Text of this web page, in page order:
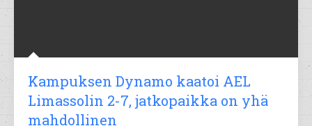
Kampuksen Dynamo kaatoi AEL
Limassolin 2-7, jatkopaikka on yhä
mahdollinen